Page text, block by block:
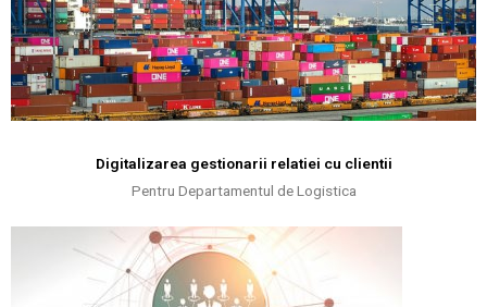
Digitalizarea gestionarii relatiei cu clientii
Pentru Departamentul de Logistica